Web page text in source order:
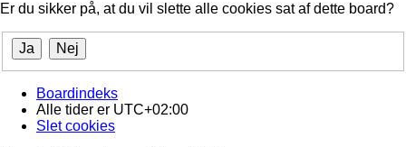
Er du sikker på, at du vil slette alle cookies sat af dette board?
Boardindeks
Alle tider er UTC+02:00
Slet cookies